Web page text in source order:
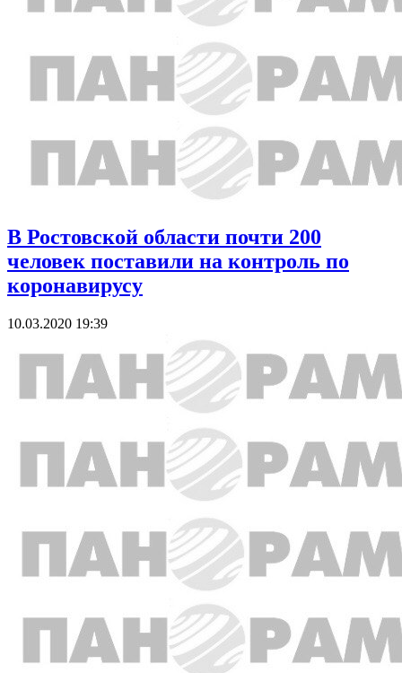
В Ростовской области почти 200
человек поставили на контроль по
коронавирусу
10.03.2020 19:39